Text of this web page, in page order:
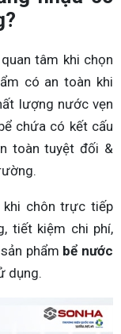
tâm khi chọn
có an toàn khi
lượng nước vẹn
chứa có kết cấu
toàn tuyệt đối &
chôn trực tiếp
tiết kiệm chi phí,
phẩm bể nước
dụng.